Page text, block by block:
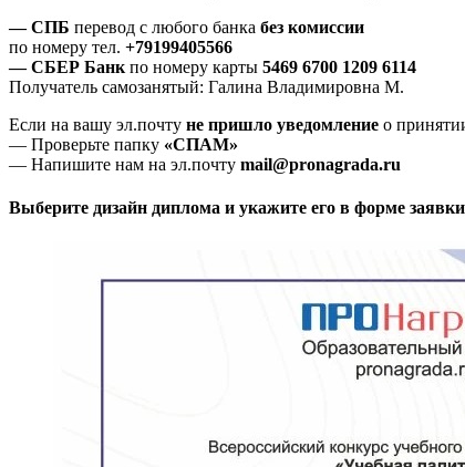
— СПБ перевод с любого банка без комиссии
по номеру тел. +79199405566
— СБЕР Банк по номеру карты 5469 6700 1209 6114
Получатель самозанятый: Галина Владимировна М.
Если на вашу эл.почту не пришло уведомление о
— Проверьте папку «СПАМ»
— Напишите нам на эл.почту mail@pronagrada.ru
Выберите дизайн диплома и укажите его в форме заявки